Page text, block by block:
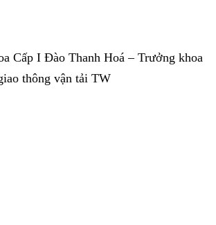
Cấp I Đào Thanh Hoá – Trưởng khoa
thông vận tải TW